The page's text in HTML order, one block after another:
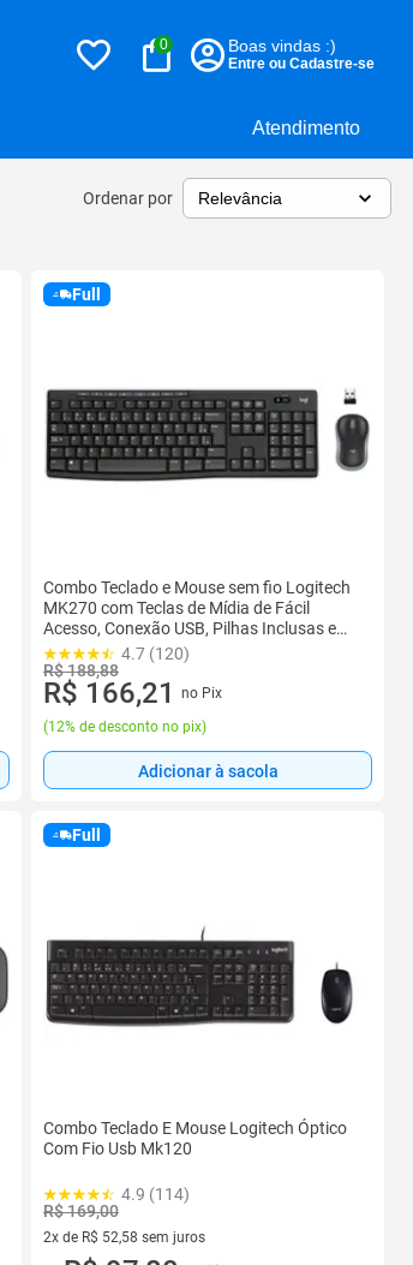
Atendimento
0 Boas vindas :)
Entre ou Cadastre-se
Ordenar por
Full
Combo Teclado e Mouse sem fio Logitech
MK270 com Teclas de Mídia de Fácil
Acesso, Conexão USB, Pilhas Inclusas e
Layout ABNT2 -920-004433
4.7 (120)
R$ 188,88
R$ 166,21
no Pix
(12% de desconto no pix)
Adicionar à sacola
Full
Combo Teclado E Mouse Logitech Óptico
Com Fio Usb Mk120
4.9 (114)
R$ 169,00
2x de R$ 52,58 sem juros